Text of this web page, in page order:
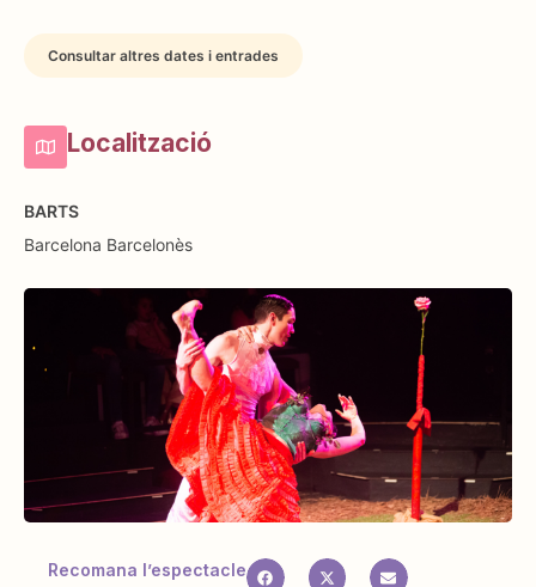
Consultar altres dates i entrades
Localització
BARTS
Barcelona Barcelonès
Recomana l’espectacle